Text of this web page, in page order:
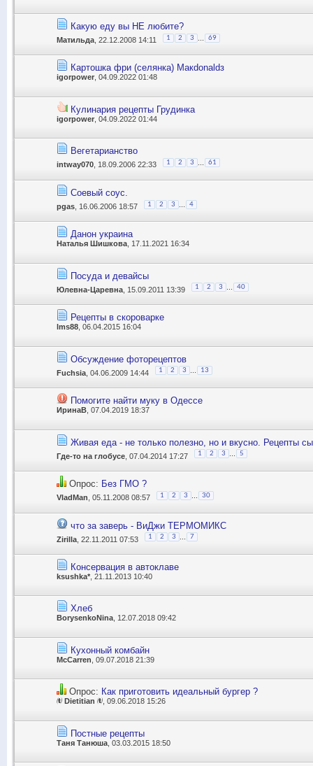
Какую еду вы НЕ любите?
Матильда , 22.12.2008 14:11 1 2 3 69
Картошка фри (селянка) Макdonaldз
igorpower , 04.09.2022 01:48
Кулинария рецепты Грудинка
igorpower , 04.09.2022 01:44
Вегетарианство
intway070 , 18.09.2006 22:33 1 2 3 61
Соевый соус.
pgas , 16.06.2006 18:57 1 2 3 4
Данон украина
Наталья Шишкова , 17.11.2021 16:34
Посуда и девайсы
Юлевна-Царевна , 15.09.2011 13:39 1 2 3 ... 40
Рецепты в скороварке
lms88 , 06.04.2015 16:04
Обсуждение фоторецептов
Fuchsia , 04.06.2009 14:44 1 2 3 ... 13
Помогите найти муку в Одессе
ИринаВ , 07.04.2019 18:37
Живая еда - не только полезно, но и вкусно. Рецепты
Где-то на глобусе , 07.04.2014 17:27 1 2 3 5
Опрос: Без ГМО ?
VladMan , 05.11.2008 08:57 1 2 3 30
что за заверь - ВиДжи ТЕРМОМИКС
Zirilla , 22.11.2011 07:53 1 2 3 7
Консервация в автоклаве
ksushka* , 21.11.2013 10:40
Хлеб
BorysenkoNina, 12.07.2018 09:42
Кухонный комбайн
McCarren , 09.07.2018 21:39
Опрос: Как приготовить идеальный бургер ?
 Dietitian , 09.06.2018 15:26
Постные рецепты
Таня Танюша , 03.03.2015 18:50